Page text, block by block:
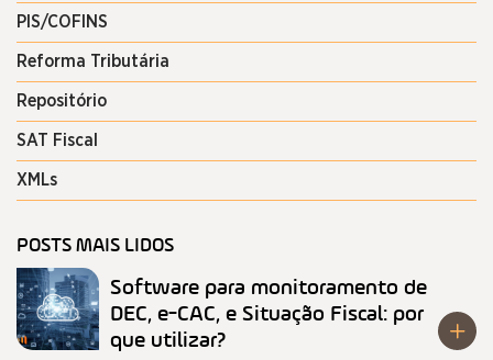
PIS/COFINS
Reforma Tributária
Repositório
SAT Fiscal
XMLs
POSTS MAIS LIDOS
Software para monitoramento de
DEC, e-CAC, e Situação Fiscal: por
que utilizar?